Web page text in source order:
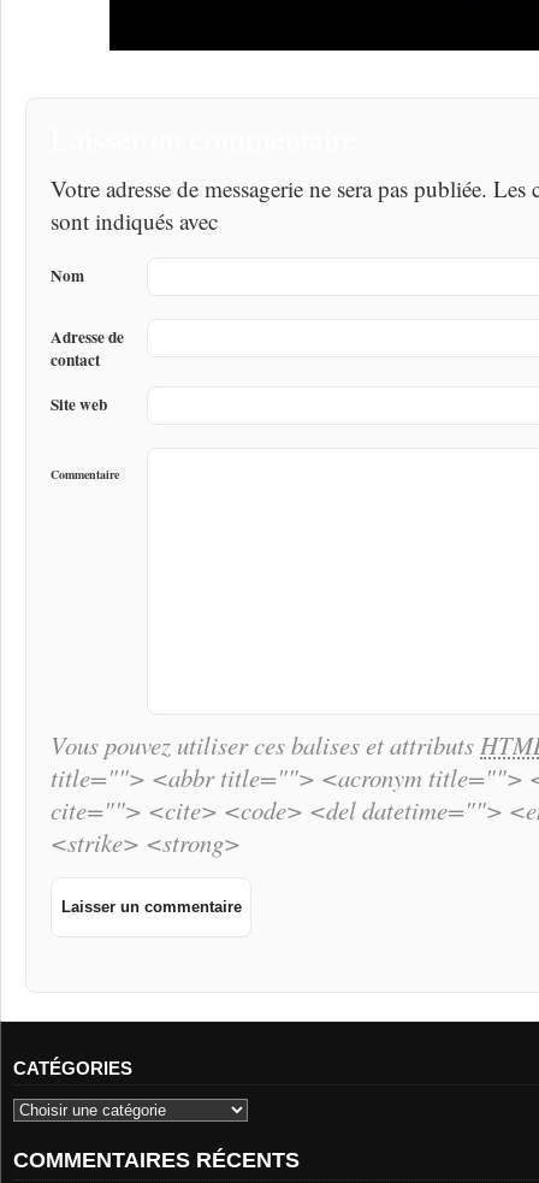
Votre adresse de messagerie ne sera pas publiée.
sont indiqués avec
Nom
Adresse de
contact
Site web
Commentaire
Vous pouvez utiliser ces balises et attributs
title=""> <abbr title=""> <acronym title="">
cite=""> <cite> <code> <del datetime="">
<strike> <strong>
CATÉGORIES
COMMENTAIRES RÉCENTS